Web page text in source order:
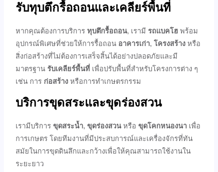
รับทุบตึกรื้อถอนและเคลียร์พื้นที่
หากคุณต้องการบริการทุบตึกรื้อถอน, เรามีรถแบคโฮ พร้อม
อุปกรณ์พิเศษที่ช่วยให้การรื้อถอน อาคารเก่า,โครงสร้าง หรือ
สิ่งก่อสร้างที่ไม่ต้องการเสร็จสิ้นได้อย่างปลอดภัยและมี
มาตรฐานรับเคลียร์พื้นที่ เพื่อปรับพื้นที่สำหรับโครงการต่าง ๆ
เช่น การ ก่อสร้าง หรือการทำเกษตรกรรม
บริการขุดสระและขุดร่องสวน
เรามีบริการขุดสระน้ำ,ขุดร่องสวนหรือขุดโคกหนองนา เพื่อ
การเกษตร โดยทีมงานที่มีประสบการณ์และเครื่องจักรที่ทัน
สมัยในการขุดดินลึกและกว้างเพื่อให้คุณสามารถใช้งานใน
ระยะยาว